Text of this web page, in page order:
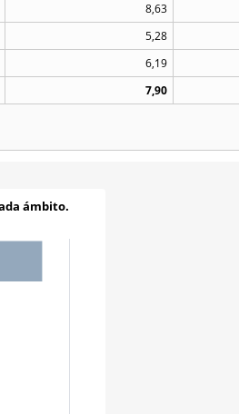
8,63
5,28
6,19
7,90